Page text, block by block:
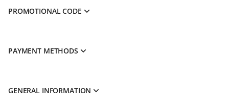
PROMOTIONAL CODE
PAYMENT METHODS
GENERAL INFORMATION